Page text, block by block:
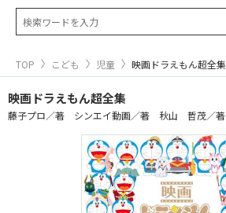
TOP こども 児童 映画ドラえもん超全集
映画ドラえもん超全集
藤子プロ／著 シンエイ動画／著 秋山 哲茂／著